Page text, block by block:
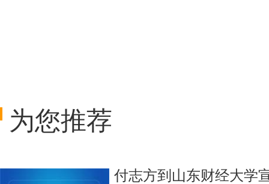
为您推荐
付志方到山东财经大学